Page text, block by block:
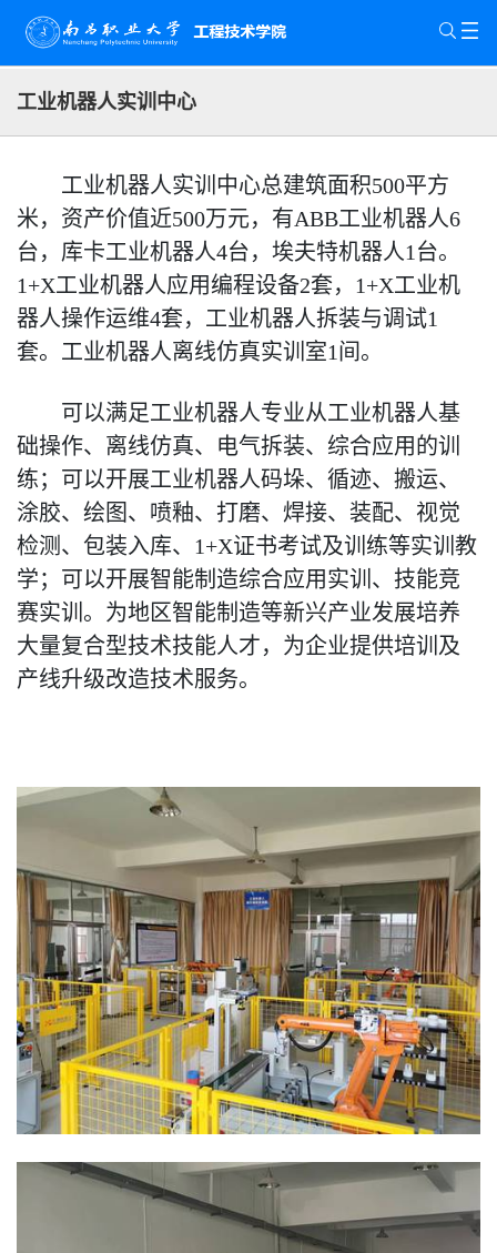
工业机器人实训中心
工业机器人实训中心总建筑面积500平方
米，资产价值近500万元，有ABB工业机器人6
台，库卡工业机器人4台，埃夫特机器人1台。
1+X工业机器人应用编程设备2套，1+X工业机
器人操作运维4套，工业机器人拆装与调试1
套。工业机器人离线仿真实训室1间。
可以满足工业机器人专业从工业机器人基
础操作、离线仿真、电气拆装、综合应用的训
练；可以开展工业机器人码垛、循迹、搬运、
涂胶、绘图、喷釉、打磨、焊接、装配、视觉
检测、包装入库、1+X证书考试及训练等实训教
学；可以开展智能制造综合应用实训、技能竞
赛实训。为地区智能制造等新兴产业发展培养
大量复合型技术技能人才，为企业提供培训及
产线升级改造技术服务。